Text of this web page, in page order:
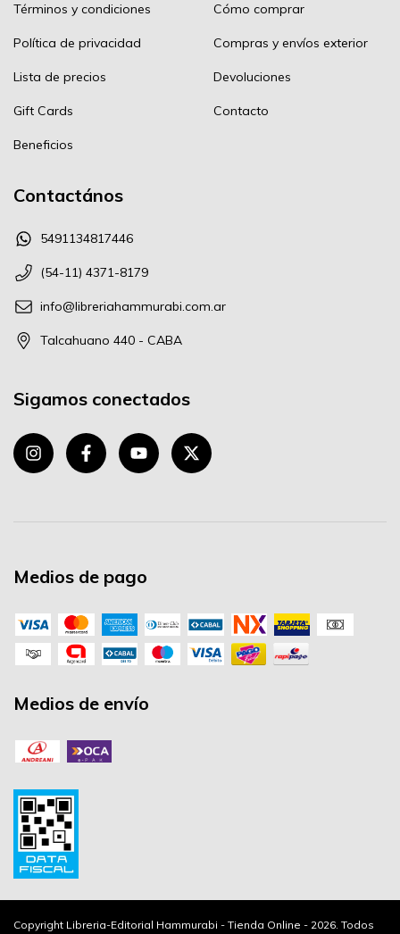
Términos y condiciones
Política de privacidad
Lista de precios
Gift Cards
Beneficios
Cómo comprar
Compras y envíos exterior
Devoluciones
Contacto
Contactános
5491134817446
(54-11) 4371-8179
info@libreriahammurabi.com.ar
Talcahuano 440 - CABA
Sigamos conectados
Medios de pago
Medios de envío
Copyright Libreria-Editorial Hammurabi - Tienda Online - 2026. Todos